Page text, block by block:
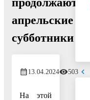
апрельские
субботники
13.04.2024 503
На этой